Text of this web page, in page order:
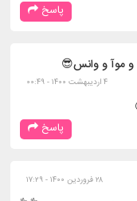
پاسخ
و موآ و وانس😎
۴ اردیبهشت ۱۴۰۰ - ۰۰:۴۹
پاسخ
۲۸ فروردین ۱۴۰۰ - ۱۷:۲۹